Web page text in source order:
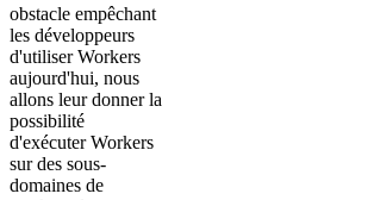
obstacle empêchant
les développeurs
d'utiliser Workers
aujourd'hui, nous
allons leur donner la
possibilité
d'exécuter Workers
sur des sous-
domaines de